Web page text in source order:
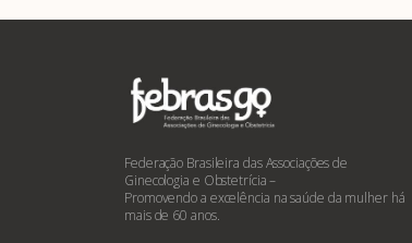
Federação Brasileira das Associações de
Ginecologia e Obstetrícia –
Promovendo a excelência na saúde da mulher há
mais de 60 anos.